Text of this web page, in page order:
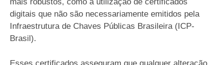
digitais que não são necessariamente emitidos pela
Infraestrutura de Chaves Públicas Brasileira (ICP-
Brasil).